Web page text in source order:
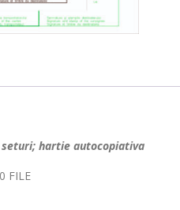
seturi; hartie autocopiativa
FILE